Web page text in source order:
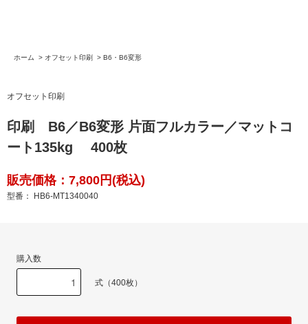
ホーム > オフセット印刷 > B6・B6変形
オフセット印刷
印刷 B6／B6変形 片面フルカラー／マットコ
ート135kg 400枚
販売価格：7,800円(税込)
型番： HB6-MT1340040
購入数
式（400枚）